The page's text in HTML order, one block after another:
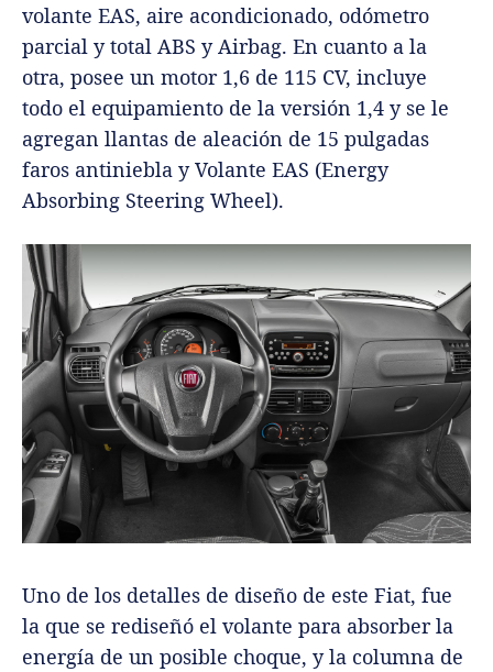
volante EAS, aire acondicionado, odómetro
parcial y total ABS y Airbag. En cuanto a la
otra, posee un motor 1,6 de 115 CV, incluye
todo el equipamiento de la versión 1,4 y se le
agregan llantas de aleación de 15 pulgadas
faros antiniebla y Volante EAS (Energy
Absorbing Steering Wheel).
Uno de los detalles de diseño de este Fiat, fue
la que se rediseñó el volante para absorber la
energía de un posible choque, y la columna de